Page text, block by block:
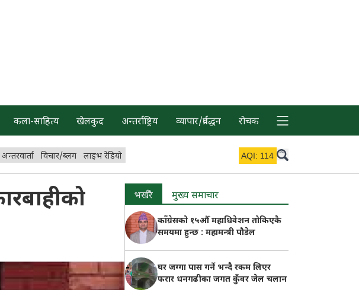
कला-साहित्य खेलकुद अन्तर्राष्ट्रिय व्यापार/प्रर्वद्धन रोचक
अन्तरवार्ता विचार/ब्लग लाइभ रेडियो AQI: 114
भर्खरै मुख्य समाचार
काँग्रेसको १५औँ महाधिवेशन तोकिएकै
समयमा हुन्छ : महामन्त्री पौडेल
घर जग्गा पास गर्ने भन्दै रकम लिएर
फरार धनगढीका जगत कुँवर जेल चलान